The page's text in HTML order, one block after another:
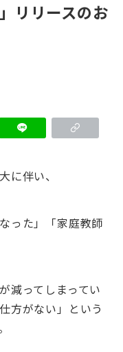
リリースのお
に伴い、
った」「家庭教師
減ってしまってい
方がない」という